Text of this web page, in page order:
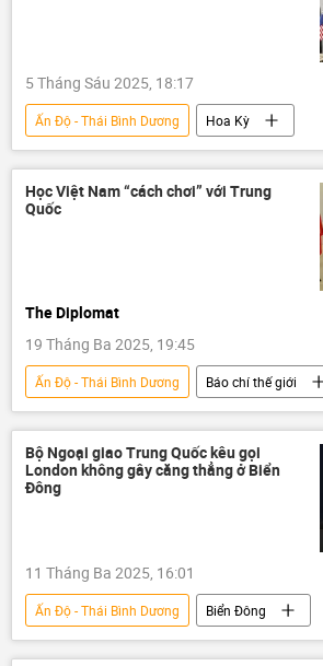
5 Tháng Sáu 2025, 18:17
Ấn Độ - Thái Bình Dương
Hoa Kỳ
Lầu Năm Góc
Chính trị
quân đội Mỹ
Thế giới
Học Việt Nam “cách chơi” với Trung
Quốc
The Diplomat
19 Tháng Ba 2025, 19:45
Ấn Độ - Thái Bình Dương
Báo chí thế giới
Chính trị
Thế giới
Việt Nam
Trung Quốc
Đông Nam Á
Bộ Ngoại giao Trung Quốc kêu gọi
London không gây căng thẳng ở Biển
Đông
11 Tháng Ba 2025, 16:01
Ấn Độ - Thái Bình Dương
Biển Đông
Bộ Ngoại giao Trung Quốc
Trung Quốc